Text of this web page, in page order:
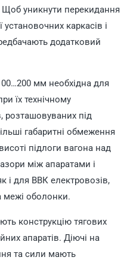
уникнути перекидання
установочних каркасів і
додатковий
мм необхідна для
їх технічному
розташовуваних під
габаритні обмеження
підлоги вагона над
між апаратами і
і для ВВК електровозів,
межі оболонки.
конструкцію тягових
апаратів. Діючі на
та сили мають